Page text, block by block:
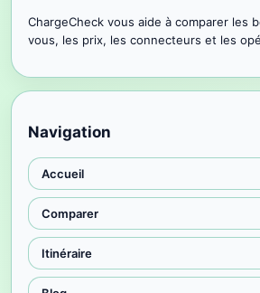
ChargeCheck vous aide à comparer les
vous, les prix, les connecteurs et les
Navigation
Accueil
Comparer
Itinéraire